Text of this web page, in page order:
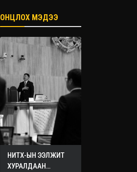
ОНЦЛОХ МЭДЭЭ
НИТХ-ЫН ЭЭЛЖИТ
ХУРАЛДААН